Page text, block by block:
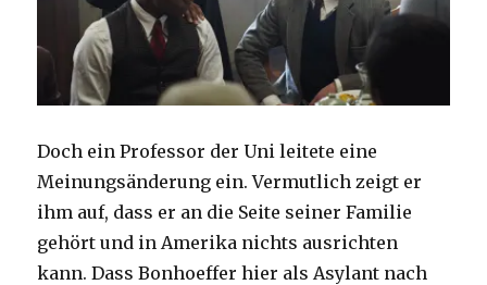
Doch ein Professor der Uni leitete eine
Meinungsänderung ein. Vermutlich zeigt er
ihm auf, dass er an die Seite seiner Familie
gehört und in Amerika nichts ausrichten
kann. Dass Bonhoeffer hier als Asylant nach